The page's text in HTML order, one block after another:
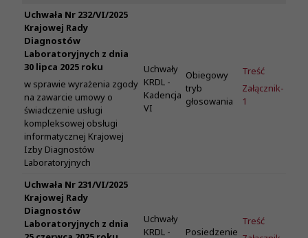
Uchwała Nr 232/VI/2025
Krajowej Rady
Diagnostów
Laboratoryjnych z dnia
30 lipca 2025 roku
w sprawie wyrażenia zgody
na zawarcie umowy o
świadczenie usługi
kompleksowej obsługi
informatycznej Krajowej
Izby Diagnostów
Laboratoryjnych
Uchwały
KRDL -
Kadencja
VI
Obiegowy
tryb
głosowania
Treść
Załącznik-
1
Uchwała Nr 231/VI/2025
Krajowej Rady
Diagnostów
Laboratoryjnych z dnia
Uchwały
KRDL -
Posiedzenie
Treść